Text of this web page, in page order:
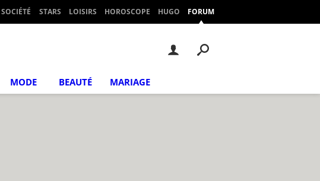
SOCIÉTÉ STARS LOISIRS HOROSCOPE HUGO FORUM
MODE BEAUTÉ MARIAGE